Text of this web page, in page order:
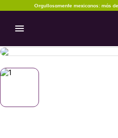
Orgullosamente mexicanos: más